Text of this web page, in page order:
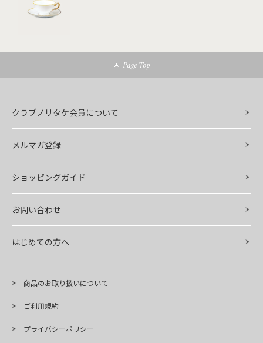
Page Top
クラブノリタケ会員について
メルマガ登録
ショッピングガイド
お問い合わせ
はじめての方へ
商品のお取り扱いについて
ご利用規約
プライバシーポリシー